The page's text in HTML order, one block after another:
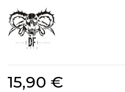
15,90 €